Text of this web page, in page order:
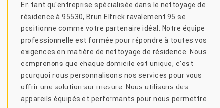
En tant qu'entreprise spécialisée dans le nettoyage de
résidence à 95530, Brun Elfrick ravalement 95 se
positionne comme votre partenaire idéal. Notre équipe
professionnelle est formée pour répondre à toutes vos
exigences en matière de nettoyage de résidence. Nous
comprenons que chaque domicile est unique, c'est
pourquoi nous personnalisons nos services pour vous
offrir une solution sur mesure. Nous utilisons des
appareils équipés et performants pour nous permettre